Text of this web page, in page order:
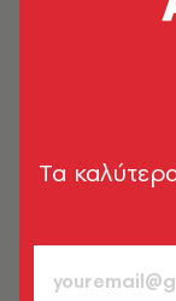
Μια συνταγή
Στέλιος
Tα